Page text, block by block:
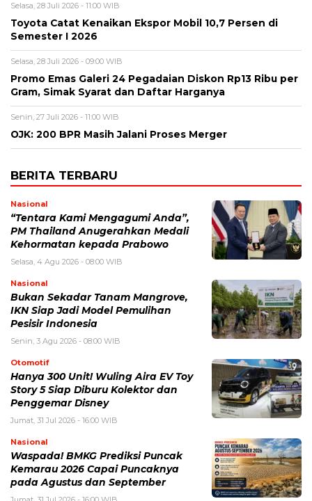
Selasa, 28 Juli 2026 - 11:00 WIB
Toyota Catat Kenaikan Ekspor Mobil 10,7 Persen di
Semester I 2026
Selasa, 28 Juli 2026 - 09:00 WIB
Promo Emas Galeri 24 Pegadaian Diskon Rp13 Ribu per
Gram, Simak Syarat dan Daftar Harganya
Senin, 27 Juli 2026 - 11:00 WIB
OJK: 200 BPR Masih Jalani Proses Merger
BERITA TERBARU
Nasional
“Tentara Kami Mengagumi Anda”,
PM Thailand Anugerahkan Medali
Kehormatan kepada Prabowo
Selasa, 4 Agu 2026 - 08:00 WIB
Nasional
Bukan Sekadar Tanam Mangrove,
IKN Siap Jadi Model Pemulihan
Pesisir Indonesia
Senin, 3 Agu 2026 - 08:00 WIB
Otomotif
Hanya 300 Unit! Wuling Aira EV Toy
Story 5 Siap Diburu Kolektor dan
Penggemar Disney
Jumat, 31 Jul 2026 - 16:00 WIB
Nasional
Waspada! BMKG Prediksi Puncak
Kemarau 2026 Capai Puncaknya
pada Agustus dan September